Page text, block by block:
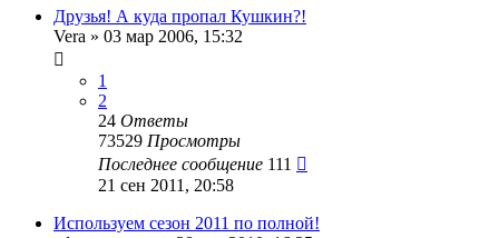
Друзья! А куда пропал Кушкин?!
Vera » 03 мар 2006, 15:32
1
2
24 Ответы
73529 Просмотры
Последнее сообщение 111
21 сен 2011, 20:58
Используем сезон 2011 по полной!